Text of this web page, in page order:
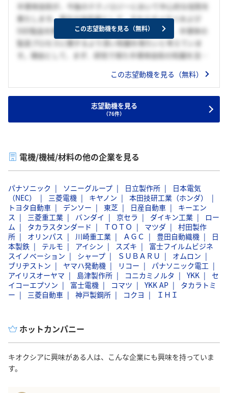
半導体技術が、今後のテクノロジーにおいて中心的な役割を
果たします。貴社の技術者として、それらのメモリおよび
SSD製品を開発、製造する部署での経験を通じて、半導体の
製造プロセスに関するより深い知識を得たいと考えていま
す。理由として、まず、研究で得た半導体技術の知識を活か
の製作をしました。これによってプロセス技術と半導体製造
さらに、半導体製造装置の管理やメンテナンスに興味があ
り、これらの技術を学ぶことで、より幅広い視野を持った技
深め、将来的に貴社に貢献できる人材になりたいと考えてい
ます。
この志望動機を見る（無料）
この志望動機を見る（無料）
志望動機を見る
（76件）
電機/機械/材料の他の企業を見る
パナソニック ソニーグループ 日立製作所
日本電気
（NEC）
三菱電機 キヤノン
本田技研工業（ホンダ）
トヨタ自動車
デンソー 東芝 日産自動車
キーエン
ス
三菱重工業 バンダイ 京セラ ダイキン工業
ロー
ム
タカラスタンダード ＴＯＴＯ マツダ
村田製作
所
オリンパス 川崎重工業 ＡＧＣ 豊田自動織機
日
本製鉄
テルモ アイシン スズキ
富士フイルムビジネ
スイノベーション
シャープ ＳＵＢＡＲＵ
オムロン
ブリヂストン
ヤマハ発動機 リコー
パナソニック電工
アイリスオーヤマ
島津製作所 コニカミノルタ YKK
セ
イコーエプソン
富士電機 コマツ YKK AP
タカラトミ
ー
三菱自動車 神戸製鋼所 コクヨ ＩＨＩ
ホットカンパニー
キオクシアに興味がある人は、こんな企業にも興味を持っていま
す。